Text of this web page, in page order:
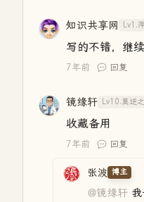
知识共享网 Lv1.
写的不错，继
7年前 回复
镜缘轩 Lv10.莫逆
收藏备用
7年前 回复
张波 博主
@镜缘轩